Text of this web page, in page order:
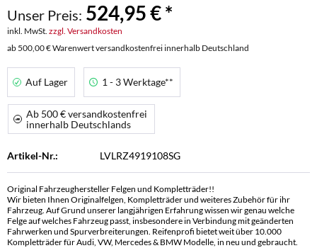
Unser Preis: 524,95 € *
inkl. MwSt. zzgl. Versandkosten
ab 500,00 € Warenwert versandkostenfrei innerhalb Deutschland
Auf Lager 1 - 3 Werktage**
Ab 500 € versandkostenfrei
innerhalb Deutschlands
Artikel-Nr.: LVLRZ4919108SG
Original Fahrzeughersteller Felgen und Kompletträder!!
Wir bieten Ihnen Originalfelgen, Kompletträder und weiteres Zubehör für ihr
Fahrzeug. Auf Grund unserer langjährigen Erfahrung wissen wir genau welche
Felge auf welches Fahrzeug passt, insbesondere in Verbindung mit geänderten
Fahrwerken und Spurverbreiterungen. Reifenprofi bietet weit über 10.000
Kompletträder für Audi, VW, Mercedes & BMW Modelle, in neu und gebraucht.